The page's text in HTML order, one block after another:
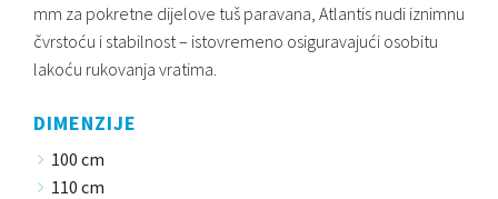
mm za pokretne dijelove tuš paravana, Atlantis nudi iznimnu
čvrstoću i stabilnost – istovremeno osiguravajući osobitu
lakoću rukovanja vratima.
DIMENZIJE
100 cm
110 cm